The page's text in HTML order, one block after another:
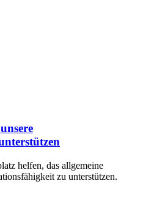
helfen, das allgemeine
zu unterstützen.